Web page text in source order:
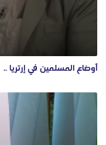
أوضاع المسلمين في إرتريا ..